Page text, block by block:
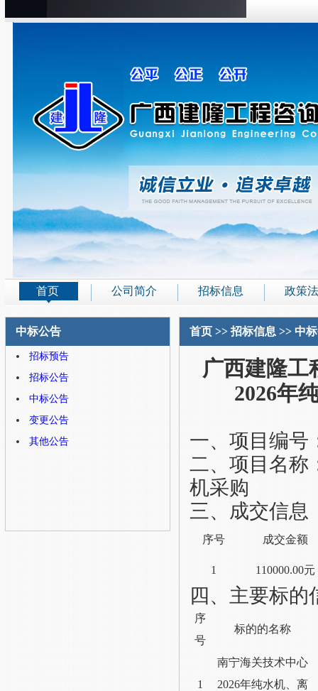
首页 公司简介 招标信息 政策
中标公告
招标预告
招标公告
中标公告
变更公告
其他公告
首页 >>招标信息 >> 中
广西建隆工
2026年
一、项目编号
二、项目名称
机采购
三、成交信息
序号 成交金额
1 110000.00元
四、 主要标的
序
号
标的的名称
1
南宁海关技术中心
2026年纯水机、离